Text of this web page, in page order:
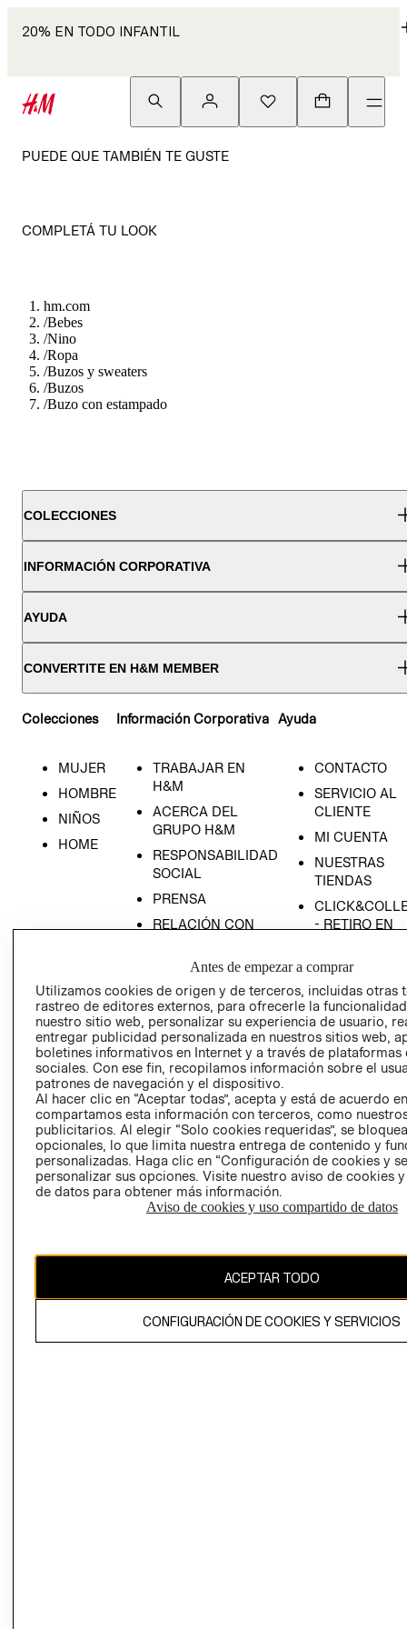
20% EN TODO INFANTIL
PUEDE QUE TAMBIÉN TE GUSTE
COMPLETÁ TU LOOK
hm.com
/Bebes
/Nino
/Ropa
/Buzos y sweaters
/Buzos
/Buzo con estampado
COLECCIONES
INFORMACIÓN CORPORATIVA
AYUDA
CONVERTITE EN H&M MEMBER
Colecciones
MUJER
HOMBRE
NIÑOS
HOME
Información Corporativa
TRABAJAR EN
H&M
ACERCA DEL
GRUPO H&M
RESPONSABILIDAD
SOCIAL
PRENSA
RELACIÓN CON
POLÍTICA
EMPRESARIAL
Ayuda
CONTACTO
SERVICIO AL
CLIENTE
MI CUENTA
NUESTRAS
TIENDAS
- RETIRO EN
TÉRMINOS Y
CONDICIONES
AVISO DE
PRIVACIDAD
GIFT CARD
COOKIES
CAMBIAR REGIÓN
El contenido de esta página web está protegido por copyright y es
Antes de empezar a comprar
Utilizamos cookies de origen y de terceros, incluidas otras
rastreo de editores externos, para ofrecerle la
nuestro sitio web, personalizar su experiencia de usuario,
entregar publicidad personalizada en nuestros sitios web,
boletines informativos en Internet y a través de plataformas
sociales. Con ese fin, recopilamos información sobre el
patrones de navegación y el dispositivo.
Al hacer clic en “Aceptar todas”, acepta y está de acuerdo
compartamos esta información con terceros, como
publicitarios. Al elegir “Solo cookies requeridas”, se
opcionales, lo que limita nuestra entrega de contenido y
personalizadas. Haga clic en “Configuración de cookies y
personalizar sus opciones. Visite nuestro aviso de cookies
de datos para obtener más información.
Aviso de cookies y uso compartido de datos
ACEPTAR TODO
CONFIGURACIÓN DE COOKIES Y SERVICIOS